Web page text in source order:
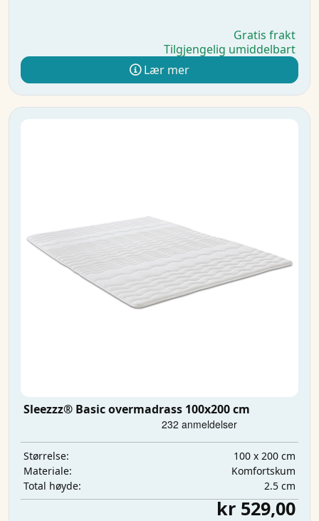
Gratis frakt
Tilgjengelig umiddelbart
Lær mer
Sleezzz® Basic overmadrass 100x200 cm
Størrelse:
100 x 200 cm
Materiale:
Komfortskum
Total høyde:
2.5 cm
kr 529,00